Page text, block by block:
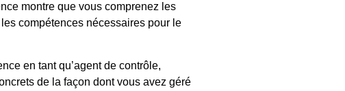
montre que vous comprenez les
compétences nécessaires pour le
en tant qu’agent de contrôle,
de la façon dont vous avez géré